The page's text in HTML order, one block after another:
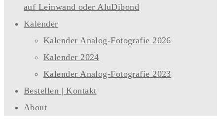
auf Leinwand oder AluDibond
Kalender
Kalender Analog-Fotografie 2026
Kalender 2024
Kalender Analog-Fotografie 2023
Bestellen | Kontakt
About